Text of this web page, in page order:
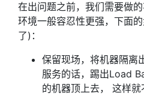
在出问题之前，我们需要做
环境一般容忍性更强，下面
了)：
保留现场，将机器隔离
服务的话，踢出Load
的机器顶上去， 这样